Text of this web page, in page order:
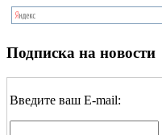
Подписка на новости
Введите ваш E-mail: